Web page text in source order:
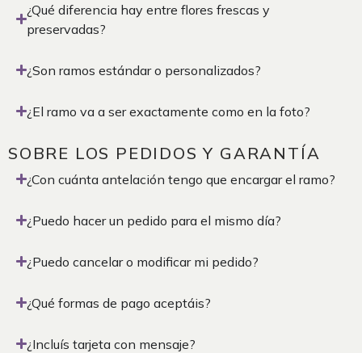
¿Qué diferencia hay entre flores frescas y
preservadas?
¿Son ramos estándar o personalizados?
¿El ramo va a ser exactamente como en la foto?
SOBRE LOS PEDIDOS Y GARANTÍA
¿Con cuánta antelación tengo que encargar el ramo?
¿Puedo hacer un pedido para el mismo día?
¿Puedo cancelar o modificar mi pedido?
¿Qué formas de pago aceptáis?
¿Incluís tarjeta con mensaje?